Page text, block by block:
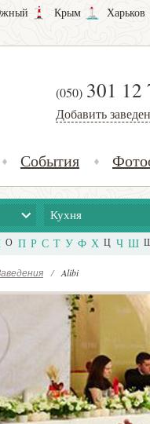
Крым Харьков
(050) 301 12
Добавить
События
Кухня
О П Р С Т У Ф Х Ц Ч Ш
/ Alibi